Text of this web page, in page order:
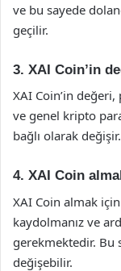
ve bu sayede
geçilir.
3. XAI Coin’in
XAI Coin’in değeri,
ve genel kripto
bağlı olarak değişir.
4. XAI Coin
XAI Coin almak
kaydolmanız ve
gerekmektedir. Bu
değişebilir.